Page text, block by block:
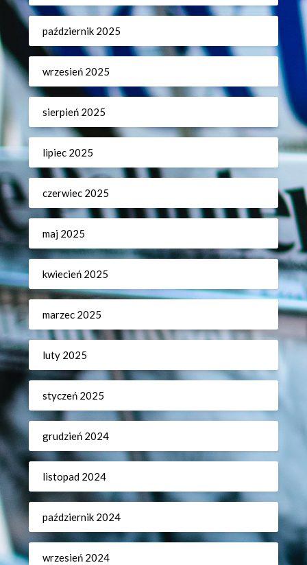
październik 2025
wrzesień 2025
sierpień 2025
lipiec 2025
czerwiec 2025
maj 2025
kwiecień 2025
marzec 2025
luty 2025
styczeń 2025
grudzień 2024
listopad 2024
październik 2024
wrzesień 2024